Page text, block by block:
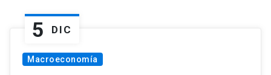
5 DIC
Macroeconomía